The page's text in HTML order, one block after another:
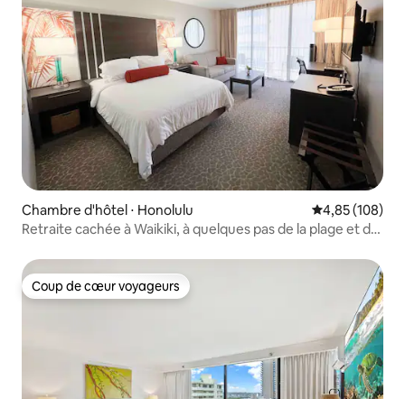
Chambre d'hôtel ⋅ Honolulu Évaluation
4,85 (108)
Retraite cachée à Waikiki, à quelques pas de la plage et du
Coup de cœur voyageurs
Coup de cœur voyageurs